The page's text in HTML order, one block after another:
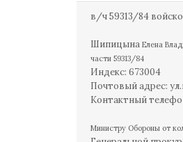
в/ч 59313/84
Шипицына Елена
части 59313/84
Индекс: 673004
Почтовый адрес:
Контактный
Министру Обороны от